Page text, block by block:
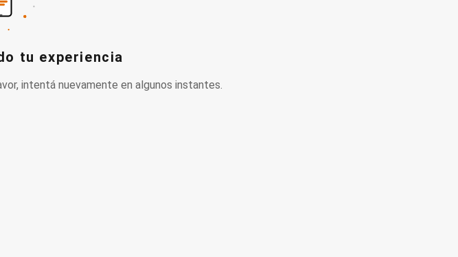
tu experiencia
intentá nuevamente en algunos instantes.